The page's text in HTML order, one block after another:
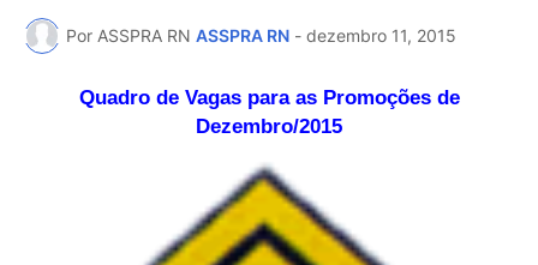
Por ASSPRA RN ASSPRA RN - dezembro 11, 2015
Quadro de Vagas para as Promoções de
Dezembro/2015